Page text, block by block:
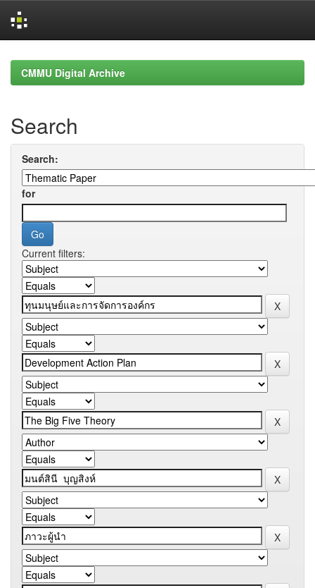
navigationCMMU Digital Archive
Search
Search:
for
Current filters: